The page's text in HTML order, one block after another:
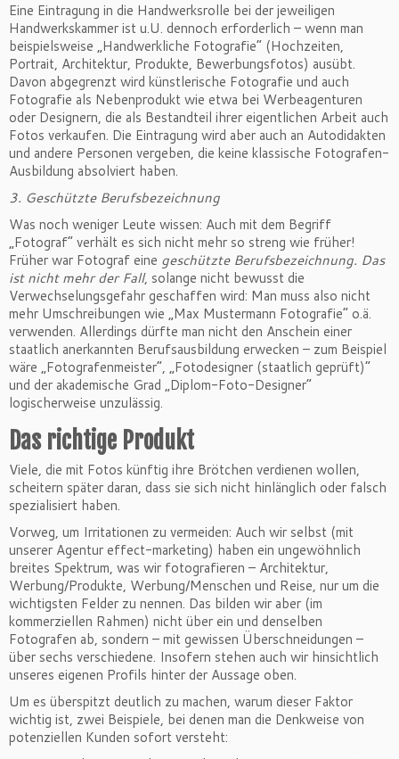
Eine Eintragung in die Handwerksrolle bei der jeweiligen
Handwerkskammer ist u.U. dennoch erforderlich – wenn man
beispielsweise „Handwerkliche Fotografie“ (Hochzeiten,
Portrait, Architektur, Produkte, Bewerbungsfotos) ausübt.
Davon abgegrenzt wird künstlerische Fotografie und auch
Fotografie als Nebenprodukt wie etwa bei Werbeagenturen
oder Designern, die als Bestandteil ihrer eigentlichen Arbeit auch
Fotos verkaufen. Die Eintragung wird aber auch an Autodidakten
und andere Personen vergeben, die keine klassische Fotografen-
Ausbildung absolviert haben.
3. Geschützte Berufsbezeichnung
Was noch weniger Leute wissen: Auch mit dem Begriff
„Fotograf“ verhält es sich nicht mehr so streng wie früher!
Früher war Fotograf eine geschützte Berufsbezeichnung. Das
ist nicht mehr der Fall, solange nicht bewusst die
Verwechselungsgefahr geschaffen wird: Man muss also nicht
mehr Umschreibungen wie „Max Mustermann Fotografie“ o.ä.
verwenden. Allerdings dürfte man nicht den Anschein einer
staatlich anerkannten Berufsausbildung erwecken – zum Beispiel
wäre „Fotografenmeister“, „Fotodesigner (staatlich geprüft)“
und der akademische Grad „Diplom-Foto-Designer“
logischerweise unzulässig.
Das richtige Produkt
Viele, die mit Fotos künftig ihre Brötchen verdienen wollen,
scheitern später daran, dass sie sich nicht hinlänglich oder falsch
spezialisiert haben.
Vorweg, um Irritationen zu vermeiden: Auch wir selbst (mit
unserer Agentur effect-marketing) haben ein ungewöhnlich
breites Spektrum, was wir fotografieren – Architektur,
Werbung/Produkte, Werbung/Menschen und Reise, nur um die
wichtigsten Felder zu nennen. Das bilden wir aber (im
kommerziellen Rahmen) nicht über ein und denselben
Fotografen ab, sondern – mit gewissen Überschneidungen –
über sechs verschiedene. Insofern stehen auch wir hinsichtlich
unseres eigenen Profils hinter der Aussage oben.
Um es überspitzt deutlich zu machen, warum dieser Faktor
wichtig ist, zwei Beispiele, bei denen man die Denkweise von
potenziellen Kunden sofort versteht: